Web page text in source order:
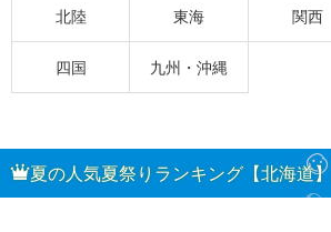
北陸 東海 関西
四国 九州・沖縄
夏の人気夏祭りランキング【北海道】